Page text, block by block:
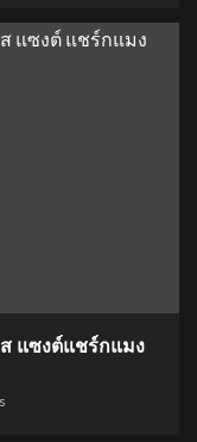
แซงต์แชร์กแมง